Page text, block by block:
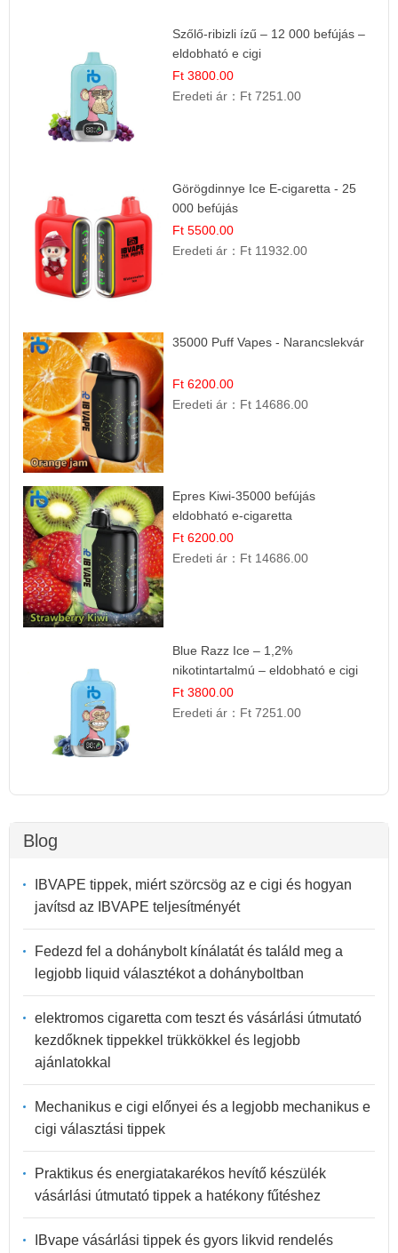
Szőlő-ribizli ízű – 12 000 befújás –
eldobható e cigi
Ft 3800.00
Eredeti ár： Ft 7251.00
Görögdinnye Ice E-cigaretta - 25
000 befújás
Ft 5500.00
Eredeti ár： Ft 11932.00
35000 Puff Vapes - Narancslekvár
Ft 6200.00
Eredeti ár： Ft 14686.00
Epres Kiwi-35000 befújás
eldobható e-cigaretta
Ft 6200.00
Eredeti ár： Ft 14686.00
Blue Razz Ice – 1,2%
nikotintartalmú – eldobható e cigi
Ft 3800.00
Eredeti ár： Ft 7251.00
Blog
IBVAPE tippek, miért szörcsög az e cigi és hogyan
javítsd az IBVAPE teljesítményét
Fedezd fel a dohánybolt kínálatát és találd meg a
legjobb liquid választékot a dohányboltban
elektromos cigaretta com teszt és vásárlási útmutató
kezdőknek tippekkel trükkökkel és legjobb
ajánlatokkal
Mechanikus e cigi előnyei és a legjobb mechanikus e
cigi választási tippek
Praktikus és energiatakarékos hevítő készülék
vásárlási útmutató tippek a hatékony fűtéshez
IBvape vásárlási tippek és gyors likvid rendelés